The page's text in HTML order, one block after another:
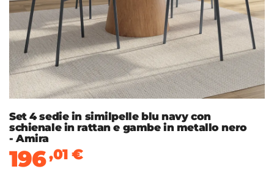
Set 4 sedie in similpelle blu navy con
schienale in rattan e gambe in metallo nero
- Amira
196,01 €